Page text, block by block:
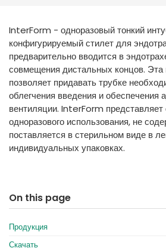
France
International English
InterForm - одноразовый тонкий
конфигурируемый стилет для
предварительно вводится в
совмещения дистальных концов. Эта
позволяет придавать трубке
облегчения введения и обеспечения
вентиляции. InterForm представляет
одноразового использования, не
поставляется в стерильном виде в
индивидуальных упаковках.
On this page
Продукция
Скачать